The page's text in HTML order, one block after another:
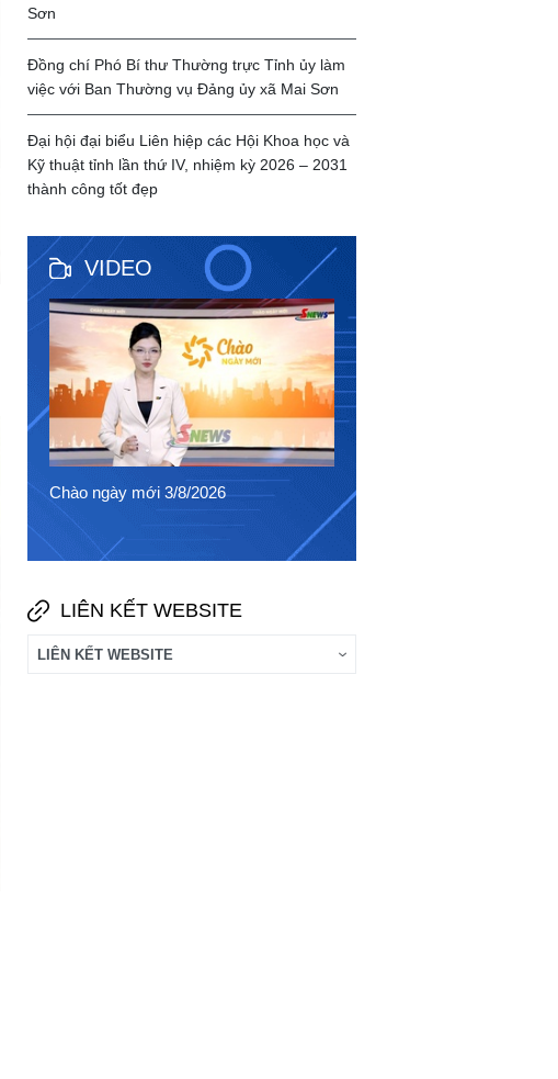
Sơn
Đồng chí Phó Bí thư Thường trực Tỉnh ủy làm
việc với Ban Thường vụ Đảng ủy xã Mai Sơn
Đại hội đại biểu Liên hiệp các Hội Khoa học và
Kỹ thuật tỉnh lần thứ IV, nhiệm kỳ 2026 – 2031
thành công tốt đẹp
VIDEO
Chào ngày mới 2/8/2026 Chào ngày mới 1/8/2026
LIÊN KẾT WEBSITE